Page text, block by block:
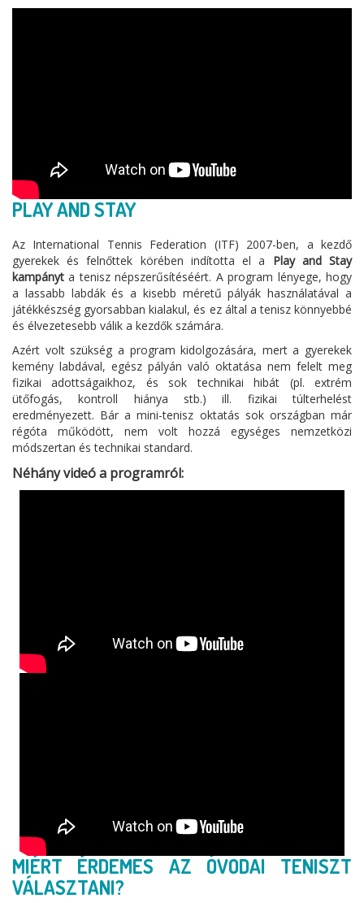
PLAY AND STAY
Az International Tennis Federation (ITF) 2007-ben, a kezdő
gyerekek és felnőttek körében indította el a Play and Stay
kampányt a tenisz népszerűsítéséért. A program lényege, hogy
a lassabb labdák és a kisebb méretű pályák használatával a
játékkészség gyorsabban kialakul, és ez által a tenisz könnyebbé
és élvezetesebb válik a kezdők számára.
Azért volt szükség a program kidolgozására, mert a gyerekek
kemény labdával, egész pályán való oktatása nem felelt meg
fizikai adottságaikhoz, és sok technikai hibát (pl. extrém
ütőfogás, kontroll hiánya stb.) ill. fizikai túlterhelést
eredményezett. Bár a mini-tenisz oktatás sok országban már
régóta működött, nem volt hozzá egységes nemzetközi
módszertan és technikai standard.
Néhány videó a programról:
MIÉRT ÉRDEMES AZ ÓVODAI TENISZT
VÁLASZTANI?